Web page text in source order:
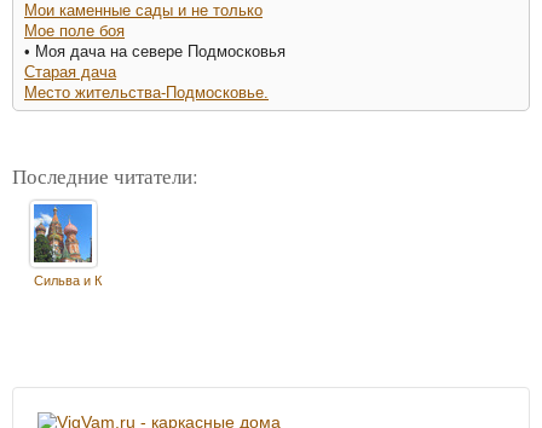
Мои каменные сады и не только
Мое поле боя
• Моя дача на севере Подмосковья
Старая дача
Место жительства-Подмосковье.
Последние читатели:
Сильва и К